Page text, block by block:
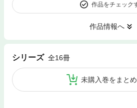
作品をチェック
作品情報へ
シリーズ 全16冊
未購入巻をまと